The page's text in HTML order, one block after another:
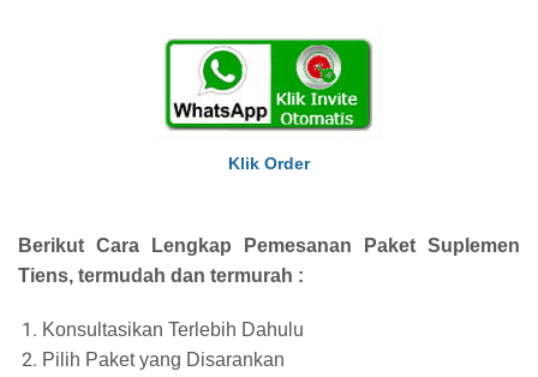
Klik Order
Berikut Cara Lengkap Pemesanan Paket Suplemen
Tiens, termudah dan termurah :
Konsultasikan Terlebih Dahulu
Pilih Paket yang Disarankan